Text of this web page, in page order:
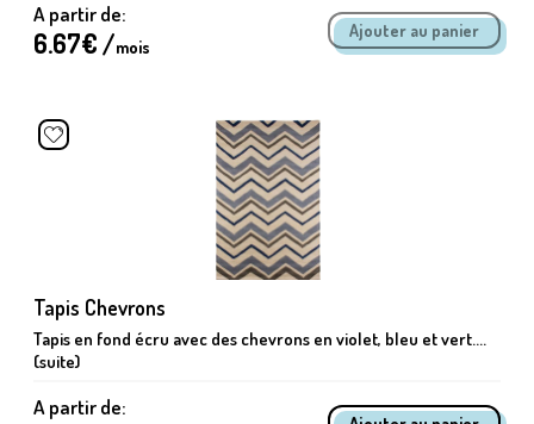
A partir de:
6.67€ /mois
Tapis Chevrons
Tapis en fond écru avec des chevrons en violet, bleu et vert....
(suite)
A partir de: